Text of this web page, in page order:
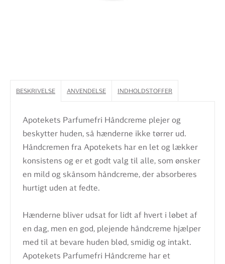
BESKRIVELSE ANVENDELSE INDHOLDSTOFFER
Apotekets Parfumefri Håndcreme plejer og
beskytter huden, så hænderne ikke tørrer ud.
Håndcremen fra Apotekets har en let og lækker
konsistens og er et godt valg til alle, som ønsker
en mild og skånsom håndcreme, der absorberes
hurtigt uden at fedte.
Hænderne bliver udsat for lidt af hvert i løbet af
en dag, men en god, plejende håndcreme hjælper
med til at bevare huden blød, smidig og intakt.
Apotekets Parfumefri Håndcreme har et